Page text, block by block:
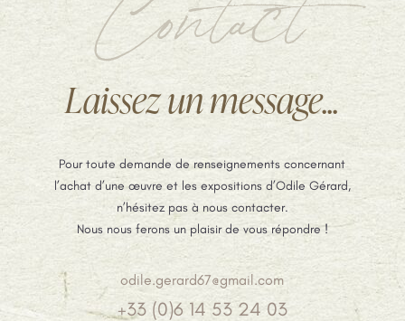
Contact
Laissez un message...
Pour toute demande de renseignements concernant
l’achat d’une œuvre et les expositions d’Odile Gérard,
n’hésitez pas à nous contacter.
Nous nous ferons un plaisir de vous répondre !
odile.gerard67@gmail.com
+33 (0)6 14 53 24 03